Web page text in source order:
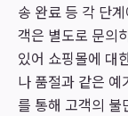
송 완료 등 각 단
객은 별도로 문의
있어 쇼핑몰에 대
나 품절과 같은 예
를 통해 고객의 불